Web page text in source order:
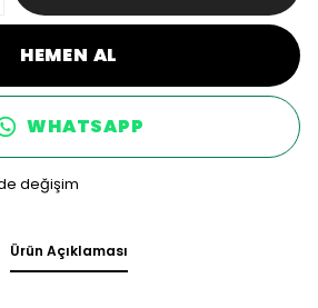
HEMEN AL
WHATSAPP
değişim
Ürün Açıklaması